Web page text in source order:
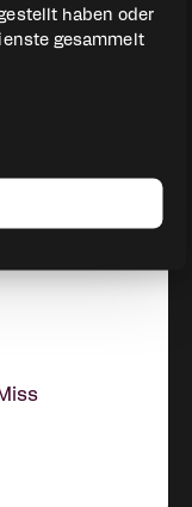
haben oder
gesammelt
ihr
habt!
toll